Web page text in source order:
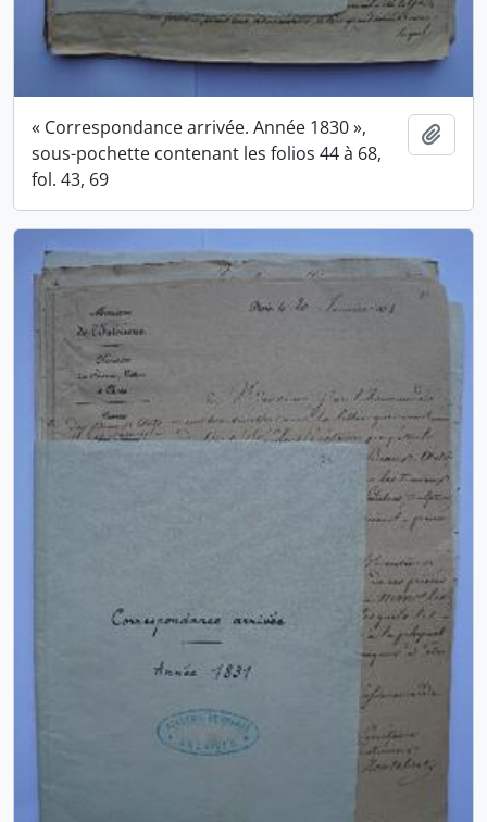
« Correspondance arrivée. Année 1830 »,
sous-pochette contenant les folios 44 à 68,
fol. 43, 69